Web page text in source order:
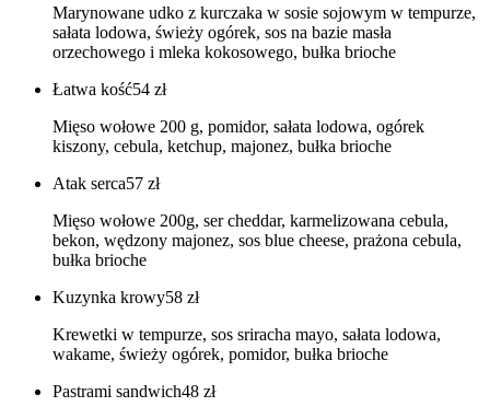
Marynowane udko z kurczaka w sosie sojowym w tempurze,
sałata lodowa, świeży ogórek, sos na bazie masła
orzechowego i mleka kokosowego, bułka brioche
Łatwa kość54 zł
Mięso wołowe 200 g, pomidor, sałata lodowa, ogórek
kiszony, cebula, ketchup, majonez, bułka brioche
Atak serca57 zł
Mięso wołowe 200g, ser cheddar, karmelizowana cebula,
bekon, wędzony majonez, sos blue cheese, prażona cebula,
bułka brioche
Kuzynka krowy58 zł
Krewetki w tempurze, sos sriracha mayo, sałata lodowa,
wakame, świeży ogórek, pomidor, bułka brioche
Pastrami sandwich48 zł